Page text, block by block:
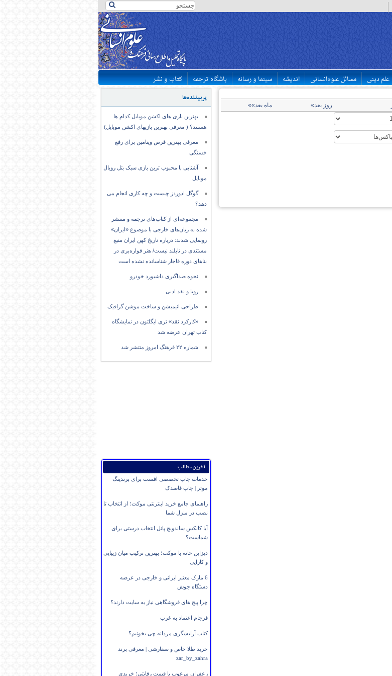
علم دینی مسائل علوم‌انسانی اندیشه سینما و رسانه باشگاه ترجمه کتاب و نشر
پربیننده‌ها
بهترین بازی های اکشن موبایل کدام ها
هستند؟ ( معرفی بهترین بازیهای اکشن موبایل)
معرفی بهترین قرص ویتامین برای رفع
خستگی
آشنایی با محبوب ترین بازی سبک بتل رویال
موبایل
گوگل ادوردز چیست و چه کاری انجام می
دهد؟
مجموعه‌ای از کتاب‌های ترجمه و منتشر
شده به زبان‌های خارجی با موضوع «ایران»
رونمایی شدند: درباره تاریخ کهن ایران منبع
مستندی در تایلند نیست/ هنر قواره‌بری در
بناهای دوره قاجار شناسانده نشده است
نحوه صداگیری داشبورد خودرو
رویا و نقد ادبی
طراحی انیمیشن و ساخت موشن گرافیک
«کارکرد نقد» تری ایگلتون در نمایشگاه
کتاب تهران عرضه شد
شماره ۲۲ فرهنگ امروز منتشر شد
آخرین مطالب
خدمات چاپ تخصصی افست برای برندینگ
موثر | چاپ قاصدک
راهنمای جامع خرید اینترنتی موکت؛ از انتخاب تا
نصب در منزل شما
آیا کانکس ساندویچ پانل انتخاب درستی برای
شماست؟
دیزاین خانه با موکت؛ بهترین ترکیب میان زیبایی
و کارایی
6 مارک معتبر ایرانی و خارجی در عرضه
دستگاه جوش
چرا پیج های فروشگاهی نیاز به سایت دارند؟
فرجام اعتماد به غرب
کتاب آرایشگری مردانه چی بخونیم؟
خرید طلا خاص و سفارشی | معرفی برند
zar_by_zahra
زعفران مرغوب با قیمت رقابتی؛ خریدی
روز بعد» ماه بعد»»